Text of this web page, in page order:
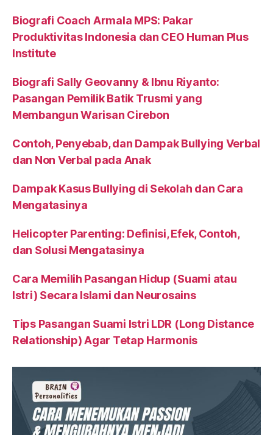
Biografi Coach Armala MPS: Pakar
Produktivitas Indonesia dan CEO Human Plus
Institute
Biografi Sally Geovanny & Ibnu Riyanto:
Pasangan Pemilik Batik Trusmi yang
Membangun Warisan Cirebon
Contoh, Penyebab, dan Dampak Bullying Verbal
dan Non Verbal pada Anak
Dampak Kasus Bullying di Sekolah dan Cara
Mengatasinya
Helicopter Parenting: Definisi, Efek, Contoh,
dan Solusi Mengatasinya
Cara Memilih Pasangan Hidup (Suami atau
Istri) Secara Islami dan Neurosains
Tips Pasangan Suami Istri LDR (Long Distance
Relationship) Agar Tetap Harmonis